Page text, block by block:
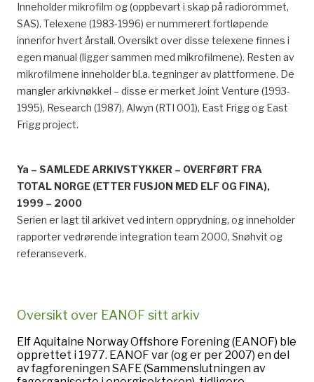
Inneholder mikrofilm og (oppbevart i skap på radiorommet,
SAS). Telexene (1983-1996) er nummerert fortløpende
innenfor hvert årstall. Oversikt over disse telexene finnes i
egen manual (ligger sammen med mikrofilmene). Resten av
mikrofilmene inneholder bl.a. tegninger av plattformene. De
mangler arkivnøkkel – disse er merket Joint Venture (1993-
1995), Research (1987), Alwyn (RTI 001), East Frigg og East
Frigg project.
Ya – SAMLEDE ARKIVSTYKKER – OVERFØRT FRA
TOTAL NORGE (ETTER FUSJON MED ELF OG FINA),
1999 – 2000
Serien er lagt til arkivet ved intern opprydning, og inneholder
rapporter vedrørende integration team 2000, Snøhvit og
referanseverk.
Oversikt over EANOF sitt arkiv
Elf Aquitaine Norway Offshore Forening (EANOF) ble
opprettet i 1977. EANOF var (og er per 2007) en del
av fagforeningen SAFE (Sammenslutningen av